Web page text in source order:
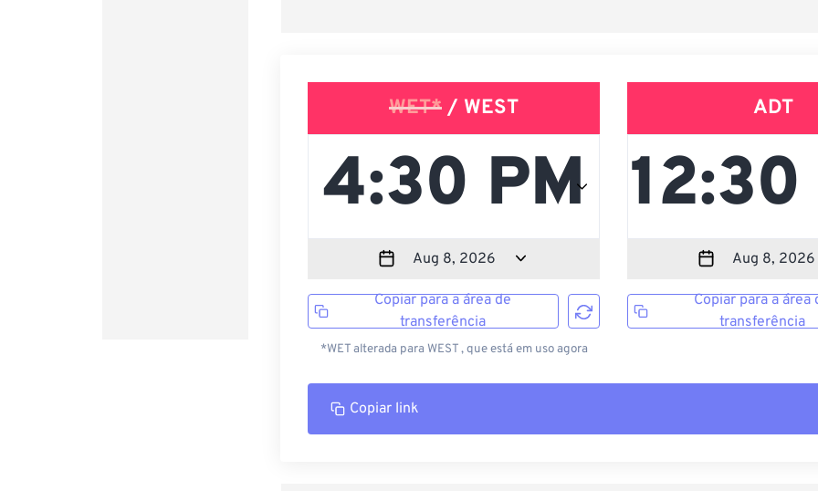
WET* / WEST
Copiar para a área de
transferência
*WET alterada para WEST , que está em uso agora
ADT
Copiar para a área
transferência
Copiar link